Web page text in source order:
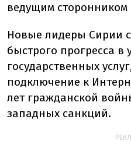
ведущим
Новые лидеры Сирии
быстрого прогресса в
государственных
подключение к
лет гражданской
западных санкций.